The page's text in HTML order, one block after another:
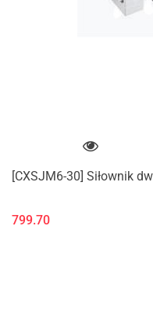
[CXSJM6-30] Siłownik
799.70